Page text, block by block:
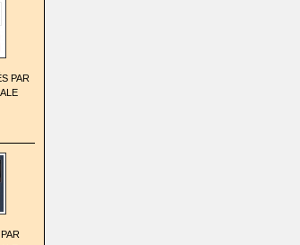
PAR